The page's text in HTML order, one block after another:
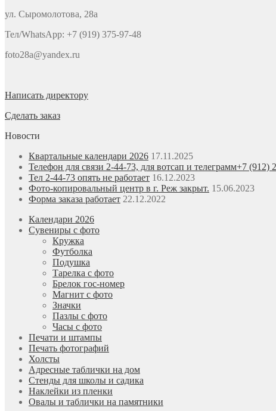
ул. Сыромолотова, 28а
Тел/WhatsApp: +7 (919) 375-97-48
foto28a@yandex.ru
Написать директору
Сделать заказ
Новости
Квартальные календари 2026 17.11.2025
Телефон для связи 2-44-73, для вотсап и телеграмм+7 (912)
Тел 2-44-73 опять не работает 16.12.2023
Фото-копировальный центр в г. Реж закрыт. 15.06.2023
Форма заказа работает 22.12.2022
Календари 2026
Сувениры с фото
Кружка
Футболка
Подушка
Тарелка с фото
Брелок гос-номер
Магнит с фото
Значки
Пазлы с фото
Часы с фото
Печати и штампы
Печать фотографий
Холсты
Адресные таблички на дом
Стенды для школы и садика
Наклейки из пленки
Овалы и таблички на памятники